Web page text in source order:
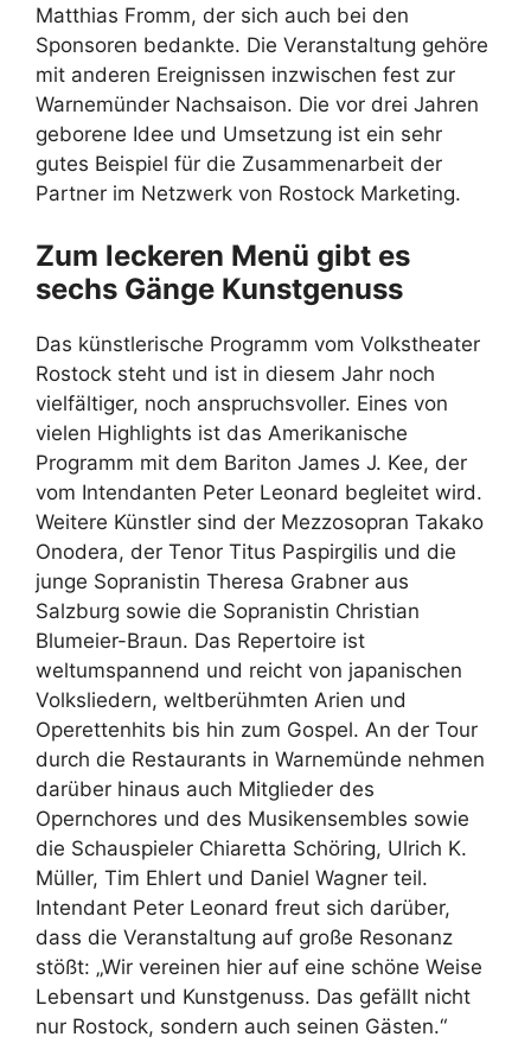
Matthias Fromm, der sich auch bei den
Sponsoren bedankte. Die Veranstaltung gehöre
mit anderen Ereignissen inzwischen fest zur
Warnemünder Nachsaison. Die vor drei Jahren
geborene Idee und Umsetzung ist ein sehr
gutes Beispiel für die Zusammenarbeit der
Partner im Netzwerk von Rostock Marketing.
Zum leckeren Menü gibt es
sechs Gänge Kunstgenuss
Das künstlerische Programm vom Volkstheater
Rostock steht und ist in diesem Jahr noch
vielfältiger, noch anspruchsvoller. Eines von
vielen Highlights ist das Amerikanische
Programm mit dem Bariton James J. Kee, der
vom Intendanten Peter Leonard begleitet wird.
Weitere Künstler sind der Mezzosopran Takako
Onodera, der Tenor Titus Paspirgilis und die
junge Sopranistin Theresa Grabner aus
Salzburg sowie die Sopranistin Christian
Blumeier-Braun. Das Repertoire ist
weltumspannend und reicht von japanischen
Volksliedern, weltberühmten Arien und
Operettenhits bis hin zum Gospel. An der Tour
durch die Restaurants in Warnemünde nehmen
darüber hinaus auch Mitglieder des
Opernchores und des Musikensembles sowie
die Schauspieler Chiaretta Schöring, Ulrich K.
Müller, Tim Ehlert und Daniel Wagner teil.
Intendant Peter Leonard freut sich darüber,
dass die Veranstaltung auf große Resonanz
stößt: „Wir vereinen hier auf eine schöne Weise
Lebensart und Kunstgenuss. Das gefällt nicht
nur Rostock, sondern auch seinen Gästen.“